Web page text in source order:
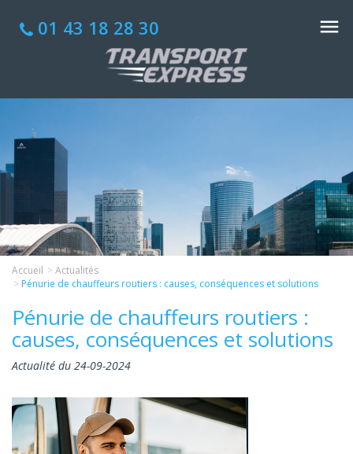
01 43 18 28 30
Accueil
Actualités
Pénurie de chauffeurs routiers : causes, conséquences et solutions
Pénurie de chauffeurs routiers :
causes, conséquences et solutions
Actualité du 24-09-2024